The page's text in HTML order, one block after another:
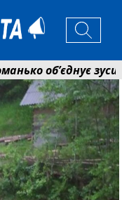
об’єднує
0,2 млрд грн на